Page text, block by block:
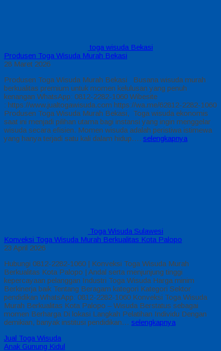
toga wisuda Bekasi
Produsen Toga Wisuda Murah Bekasi
28 Maret 2026
Produsen Toga Wisuda Murah Bekasi Busana wisuda murah
berkualitas premium untuk momen kelulusan yang penuh
kenangan WhatsApp: 0812-2282-1060 Wibesite
: https://www.jualtogawisuda.com https://wa.me/62812-2282-1060
Produsen Toga Wisuda Murah Bekasi, Toga wisuda ekonomis
saat ini menjadi pilihan utama bagi instansi yang ingin menggelar
wisuda secara efisien. Momen wisuda adalah peristiwa istimewa
yang hanya terjadi satu kali dalam hidup…. selengkapnya
Toga Wisuda Sulawesi
Konveksi Toga Wisuda Murah Berkualitas Kota Palopo
23 April 2026
Hubungi 0812-2282-1060 | Konveksi Toga Wisuda Murah
Berkualitas Kota Palopo | Andal serta menjunjung tinggi
kepercayaan pelanggan Industri Toga Wisuda Harga minim
Berkinerja baik Tentang Beragam kategori Kategori Sektor
pendidikan WhatsApp: 0812-2282-1060 Konveksi Toga Wisuda
Murah Berkualitas Kota Palopo – Wisuda Berstatus sebagai
momen Berharga Di lokasi Langkah Pelatihan Individu Dengan
demikian, banyak institusi pendidikan… selengkapnya
Jual Toga Wisuda
Anak Gunung Kidul